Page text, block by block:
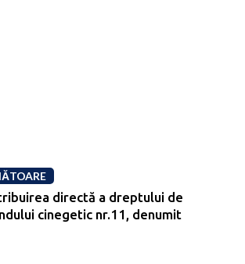
directă a dreptului de
cinegetic nr.11, denumit